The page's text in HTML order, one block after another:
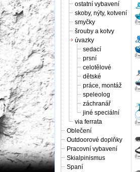
ostatní vybavení
skoby, nýty, kotvení
smyčky
šrouby a kotvy
úvazky
sedací
prsní
celotělové
dětské
práce, montáž
speleolog
záchranář
jiné speciální
via ferrata
Oblečení
Outdoorové doplňky
Pracovní vybavení
Skialpinismus
Spaní